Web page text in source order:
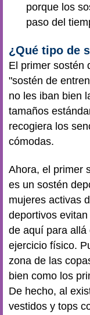
porque los
paso del
¿Qué tipo de
El primer sostén
"sostén de
no les iban bien
tamaños
recogiera los
cómodas.
Ahora, el primer
es un sostén
mujeres activas
deportivos
de aquí para allá
ejercicio físico.
zona de las
bien como los
De hecho, al
vestidos y tops